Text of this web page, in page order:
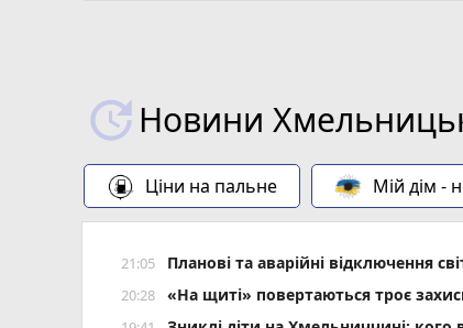
Новини
Ціни на пальне Мій дім -
21:05 Планові та аварійні відключення
20:28 «На щиті» повертаються троє